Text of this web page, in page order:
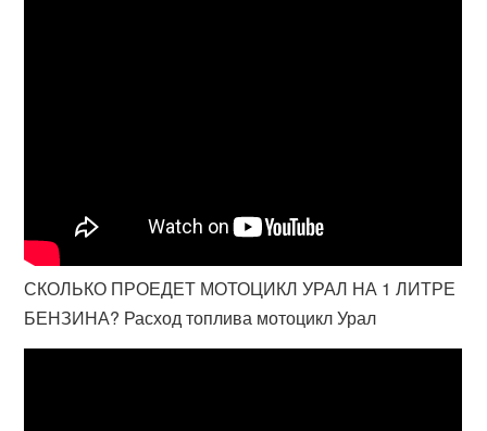
СКОЛЬКО ПРОЕДЕТ МОТОЦИКЛ УРАЛ НА 1 ЛИТРЕ
БЕНЗИНА? Расход топлива мотоцикл Урал